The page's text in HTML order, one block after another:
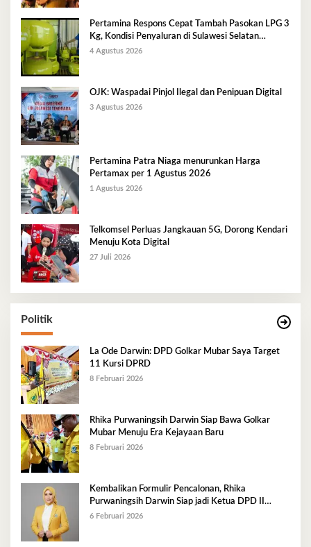
Pertamina Respons Cepat Tambah Pasokan LPG 3
Kg, Kondisi Penyaluran di Sulawesi Selatan
Berlangsung Kondusif
4 Agustus 2026
OJK: Waspadai Pinjol Ilegal dan Penipuan Digital
3 Agustus 2026
Pertamina Patra Niaga menurunkan Harga
Pertamax per 1 Agustus 2026
1 Agustus 2026
Telkomsel Perluas Jangkauan 5G, Dorong Kendari
Menuju Kota Digital
27 Juli 2026
Politik
La Ode Darwin: DPD Golkar Mubar Saya Target
11 Kursi DPRD
8 Februari 2026
Rhika Purwaningsih Darwin Siap Bawa Golkar
Mubar Menuju Era Kejayaan Baru
8 Februari 2026
Kembalikan Formulir Pencalonan, Rhika
Purwaningsih Darwin Siap jadi Ketua DPD II
Golkar Mubar
6 Februari 2026